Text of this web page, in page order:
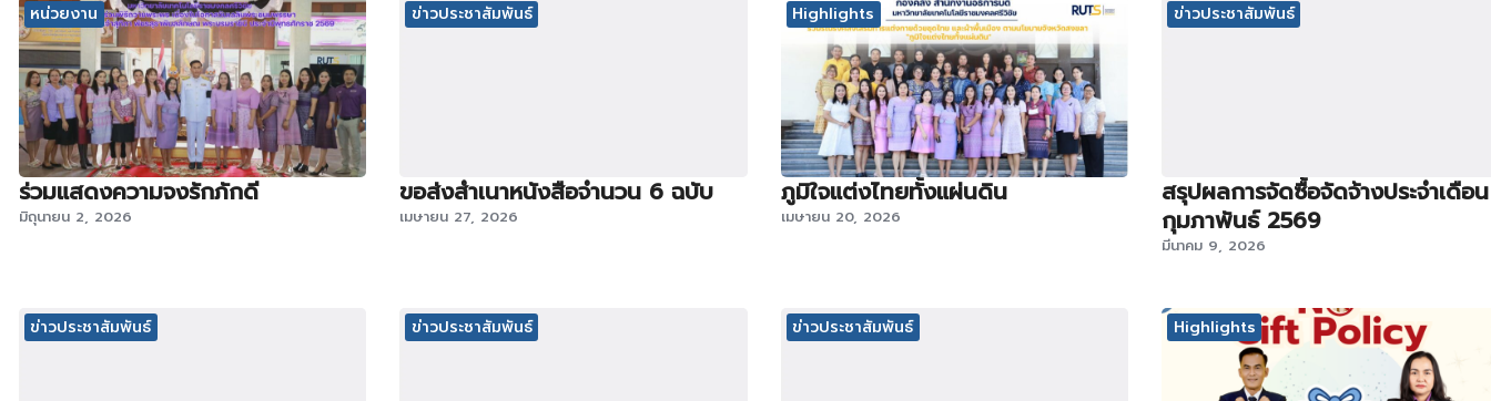
หน่วยงาน
ร่วมแสดงความจงรักภักดี
มิถุนายน 2, 2026
ข่าวประชาสัมพันธ์
ขอส่งสำเนาหนังสือจำนวน 6 ฉบับ
เมษายน 27, 2026
Highlights
ภูมิใจแต่งไทยทั้งแผ่นดิน
เมษายน 20, 2026
ข่าวประชาสัมพันธ์
สรุปผลการจัดซื้อจัดจ้างประจำเดือน
กุมภาพันธ์ 2569
มีนาคม 9, 2026
ข่าวประชาสัมพันธ์ ข่าวประชาสัมพันธ์ ข่าวประชาสัมพันธ์ Highlights